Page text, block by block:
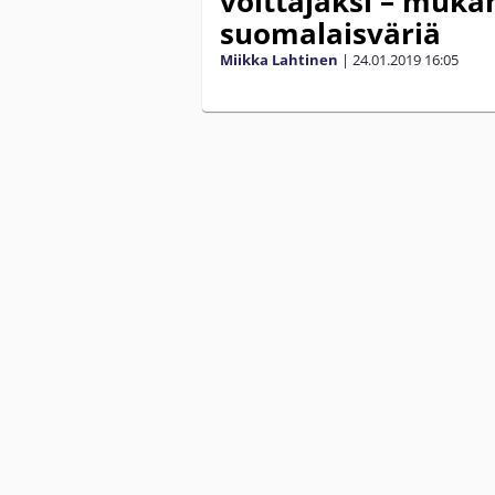
suomalaisväriä
Miikka Lahtinen | 24.01.2019 16:05